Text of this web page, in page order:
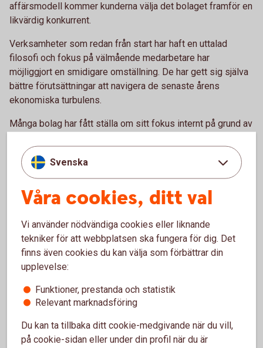
affärsmodell kommer kunderna välja det bolaget framför en
likvärdig konkurrent.
Verksamheter som redan från start har haft en uttalad
filosofi och fokus på välmående medarbetare har
möjliggjort en smidigare omställning. De har gett sig själva
bättre förutsättningar att navigera de senaste årens
ekonomiska turbulens.
Många bolag har fått ställa om sitt fokus internt på grund av
sådana omställningar är det viktigt att få med sig
medarbetarna, att de har en förståelse för vilka måsten
företaget står inför och hur man kan ställa om
verksamheten så att den blir konkurrensmässig och
lönsam. Här krävs det ett tydligt ledarskap, där man är
öppen med utmaningarna man står inför men också vilka
möjligheter som finns, säger hon.
Hållbarhet – en generationsfråga
Ett bolag med en kultur som de anställda skriver under på
sig efter förutsättningarna som finns här och nu. Med en
tydlig kultur blir det också lättare att locka rätt talanger för
Svenska
Våra cookies, ditt val
Vi använder nödvändiga cookies eller liknande
tekniker för att webbplatsen ska fungera för dig. Det
finns även cookies du kan välja som förbättrar din
upplevelse:
Funktioner, prestanda och statistik
Relevant marknadsföring
Du kan ta tillbaka ditt cookie-medgivande när du vill,
på cookie-sidan eller under din profil när du är